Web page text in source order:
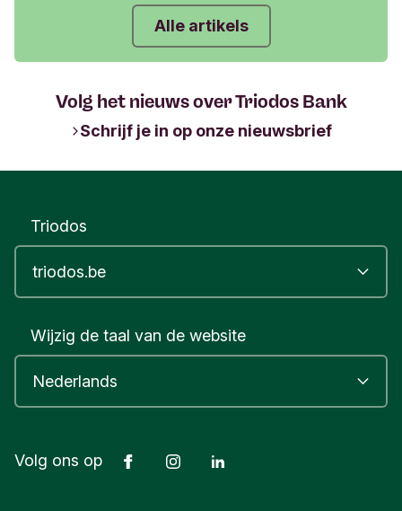
Alle artikels
Volg het nieuws over Triodos Bank
Schrijf je in op onze nieuwsbrief
Triodos
Wijzig de taal van de website
Volg ons op FacebookInstagram